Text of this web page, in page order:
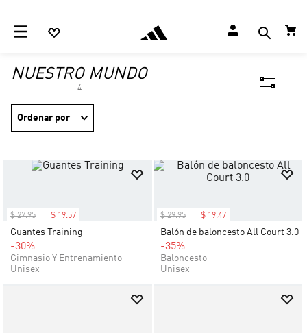
NUESTRO MUNDO
4
Ordenar por
$ 27.95 $ 19.57
Guantes Training
-30%
Gimnasio Y Entrenamiento
Unisex
$ 29.95 $ 19.47
Balón de baloncesto All Court 3.0
-35%
Baloncesto
Unisex